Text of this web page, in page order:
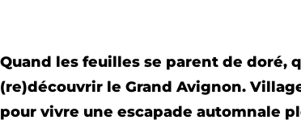
Quand les feuilles se parent de doré,
(re)découvrir le Grand Avignon.
pour vivre une escapade automnale